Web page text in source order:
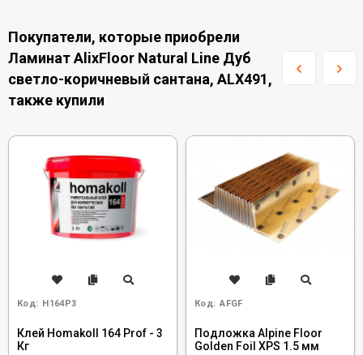
Покупатели, которые приобрели
Ламинат AlixFloor Natural Line Дуб
светло-коричневый сантана, ALX491,
также купили
Код: H164P3
Клей Homakoll 164 Prof - 3
Кг
Код: AFGF
Подложка Alpine Floor
Golden Foil XPS 1.5 мм